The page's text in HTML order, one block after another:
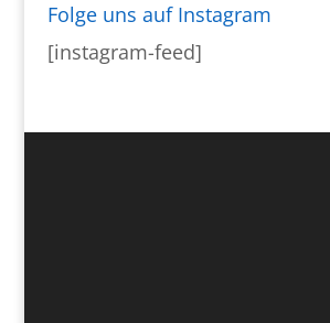
Folge uns auf Instagram
[instagram-feed]